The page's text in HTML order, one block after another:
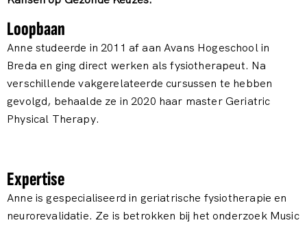
Loopbaan
Anne studeerde in 2011 af aan Avans Hogeschool in
Breda en ging direct werken als fysiotherapeut. Na
verschillende vakgerelateerde cursussen te hebben
gevolgd, behaalde ze in 2020 haar master Geriatric
Physical Therapy.
Expertise
Anne is gespecialiseerd in geriatrische fysiotherapie en
neurorevalidatie. Ze is betrokken bij het onderzoek Music